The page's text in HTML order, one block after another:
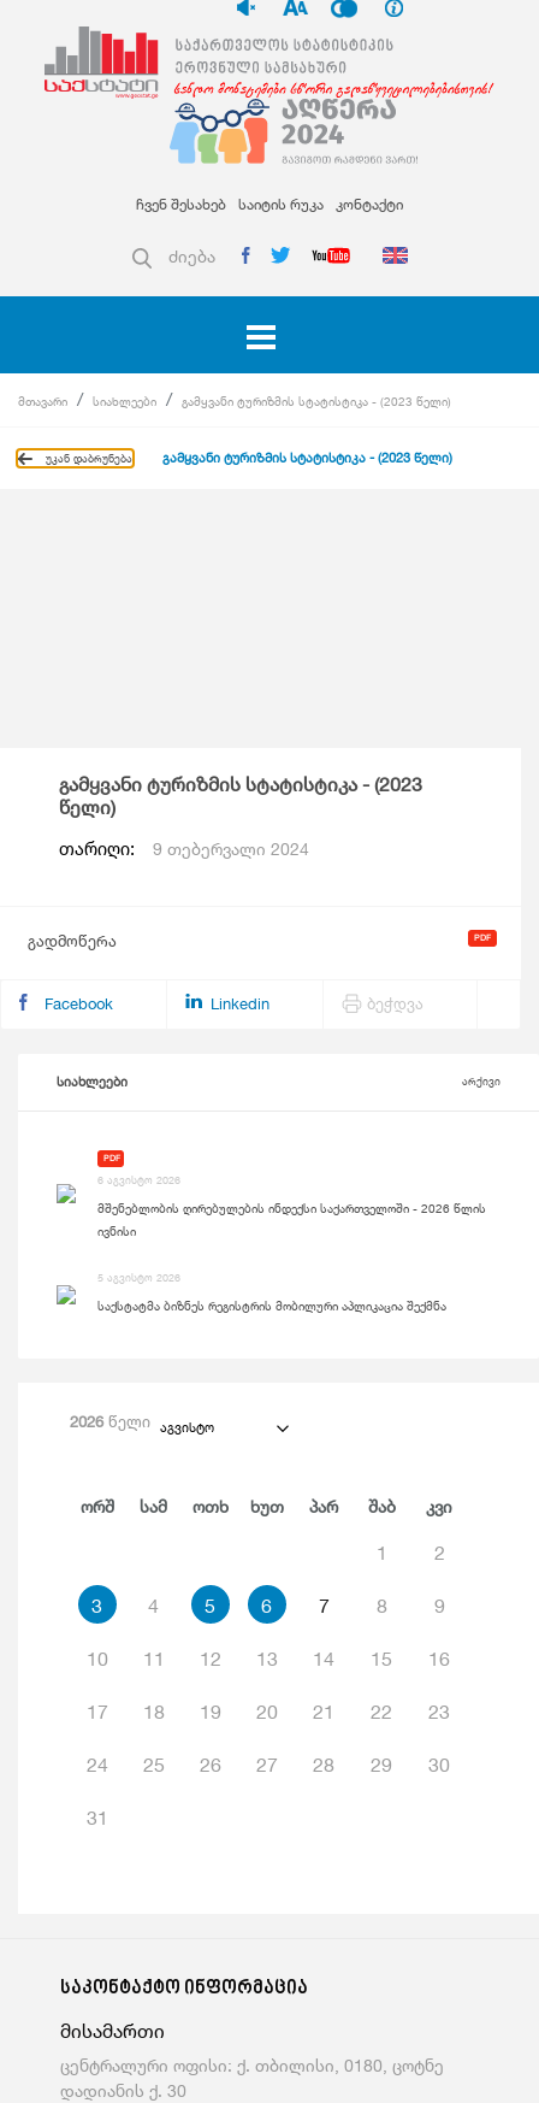
ჩვენ შესახებ საიტის რუკა კონტაქტი
ძიება
მთავარი სიახლეები გამყვანი ტურიზმის სტატისტიკა - (2023 წელი)
უკან დაბრუნება გამყვანი ტურიზმის სტატისტიკა - (2023 წელი)
გამყვანი ტურიზმის სტატისტიკა - (2023
წელი)
თარიღი: 9 თებერვალი 2024
გადმოწერა
Facebook Linkedin ბეჭდვა
სიახლეები არქივი
PDF
6 აგვისტო 2026
მშენებლობის ღირებულების ინდექსი საქართველოში - 2026 წლის
ივნისი
5 აგვისტო 2026
საქსტატმა ბიზნეს რეგისტრის მობილური აპლიკაცია შექმნა
2026წელი აგვისტო
Ორშ Სამ Ოთხ Ხუთ Პარ Შაბ Კვი
1 2
3 4 5 6 7 8 9
10 11 12 13 14 15 16
17 18 19 20 21 22 23
24 25 26 27 28 29 30
31
საკონტაქტო ინფორმაცია
მისამართი
ცენტრალური ოფისი: ქ. თბილისი, 0180, ცოტნე
დადიანის ქ. 30